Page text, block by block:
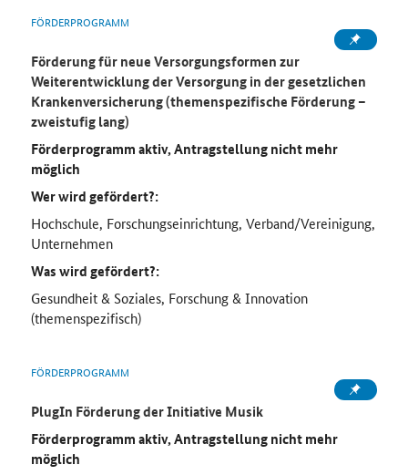
FÖRDERPROGRAMM
Förderung für neue Versorgungsformen zur
Weiterentwicklung der Versorgung in der gesetzlichen
Krankenversicherung (themenspezifische Förderung –
zweistufig lang)
Förderprogramm aktiv, Antragstellung nicht mehr
möglich
Wer wird gefördert?:
Hochschule, Forschungseinrichtung, Verband/Vereinigung,
Unternehmen
Was wird gefördert?:
Gesundheit & Soziales, Forschung & Innovation
(themenspezifisch)
FÖRDERPROGRAMM
PlugIn Förderung der Initiative Musik
Förderprogramm aktiv, Antragstellung nicht mehr
möglich